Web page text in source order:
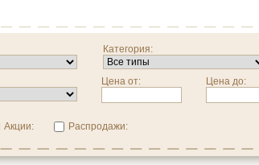
Категория:
Цена от: Цена до:
Акции: Распродажи: